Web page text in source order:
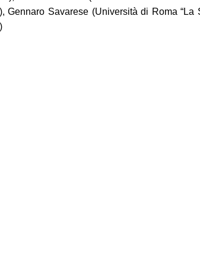
Gennaro Savarese (Università di Roma